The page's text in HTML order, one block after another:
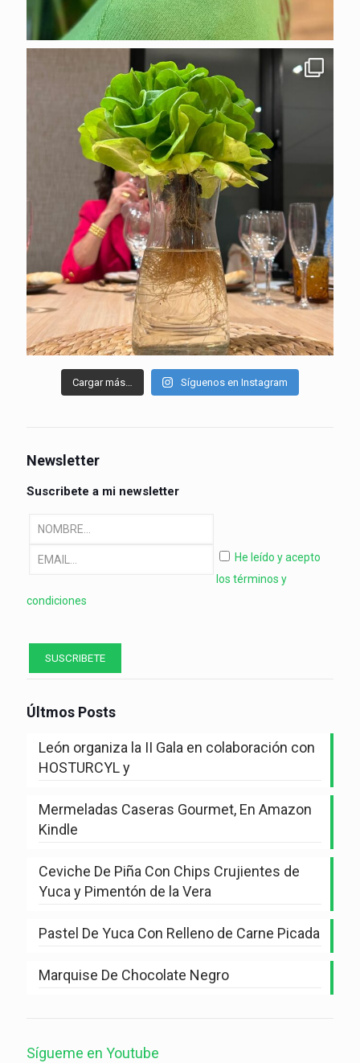
Cargar más… Síguenos en Instagram
Newsletter
Suscribete a mi newsletter
He leído y acepto
los términos y
condiciones
Últmos Posts
León organiza la II Gala en colaboración con
HOSTURCYL y
Mermeladas Caseras Gourmet, En Amazon
Kindle
Ceviche De Piña Con Chips Crujientes de
Yuca y Pimentón de la Vera
Pastel De Yuca Con Relleno de Carne Picada
Marquise De Chocolate Negro
Sígueme en Youtube